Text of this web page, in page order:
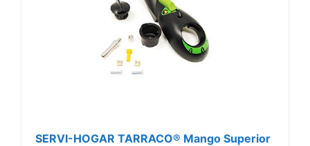
SERVI-HOGAR TARRACO® Mango Superior